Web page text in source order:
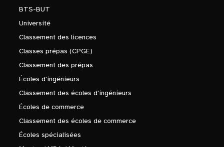
BTS-BUT
Université
Classement des licences
Classes prépas (CPGE)
Classement des prépas
Écoles d'ingénieurs
Classement des écoles d'ingénieurs
Écoles de commerce
Classement des écoles de commerce
Écoles spécialisées